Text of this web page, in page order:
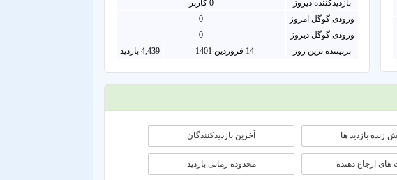
بازدیدکننده دیروز
0 کاربر
ورودی گوگل امروز
0
ورودی گوگل دیروز
0
پربیننده ترین روز
14 فروردین 1401 4,439 بازدید
زنده بازدید ها آخرین بازدیدکنندگان
های ارجاع دهنده محدوده زمانی بازديد